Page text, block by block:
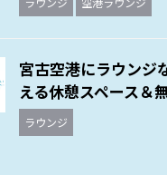
宮古空港にラウンジ
える休憩スペース＆
ラウンジ